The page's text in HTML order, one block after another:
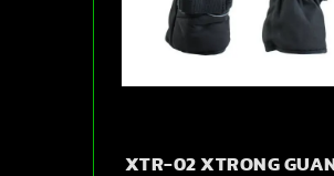
XTR-02 XTRONG